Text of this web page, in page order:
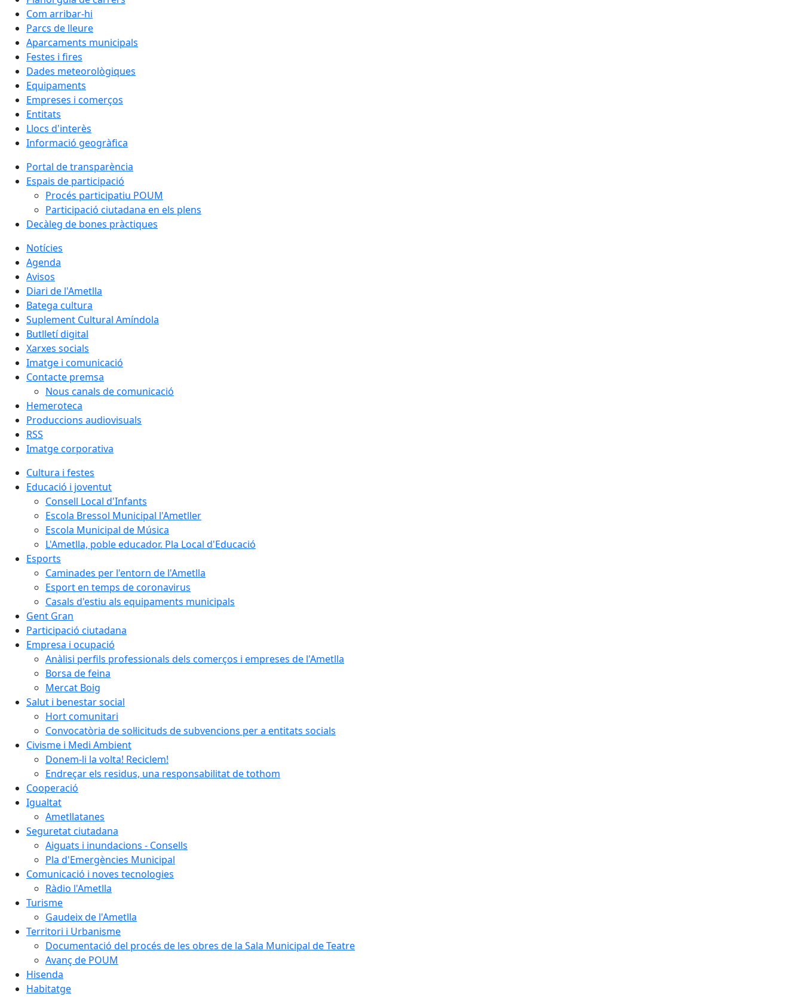
Com arribar-hi
Parcs de lleure
Aparcaments municipals
Festes i fires
Dades meteorològiques
Equipaments
Empreses i comerços
Entitats
Llocs d'interès
Informació geogràfica
Portal de transparència
Espais de participació
Procés participatiu POUM
Participació ciutadana en els plens
Decàleg de bones pràctiques
Notícies
Agenda
Avisos
Diari de l'Ametlla
Batega cultura
Suplement Cultural Amíndola
Butlletí digital
Xarxes socials
Imatge i comunicació
Contacte premsa
Nous canals de comunicació
Hemeroteca
Produccions audiovisuals
RSS
Imatge corporativa
Cultura i festes
Educació i joventut
Consell Local d'Infants
Escola Bressol Municipal l'Ametller
Escola Municipal de Música
L'Ametlla, poble educador. Pla Local d'Educació
Esports
Caminades per l'entorn de l'Ametlla
Esport en temps de coronavirus
Casals d'estiu als equipaments municipals
Gent Gran
Participació ciutadana
Empresa i ocupació
Anàlisi perfils professionals dels comerços i empreses de l'Ametlla
Borsa de feina
Mercat Boig
Salut i benestar social
Hort comunitari
Convocatòria de sol·licituds de subvencions per a entitats socials
Civisme i Medi Ambient
Donem-li la volta! Reciclem!
Endreçar els residus, una responsabilitat de tothom
Cooperació
Igualtat
Ametllatanes
Seguretat ciutadana
Aiguats i inundacions - Consells
Pla d'Emergències Municipal
Comunicació i noves tecnologies
Ràdio l'Ametlla
Turisme
Gaudeix de l'Ametlla
Territori i Urbanisme
Documentació del procés de les obres de la Sala Municipal de Teatre
Avanç de POUM
Hisenda
Habitatge